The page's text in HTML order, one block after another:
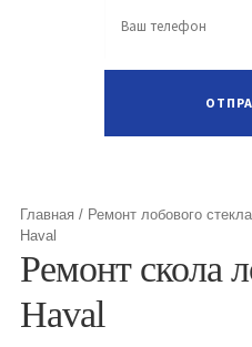
Главная / Ремонт лобового стекла
Haval
Ремонт скола
Haval